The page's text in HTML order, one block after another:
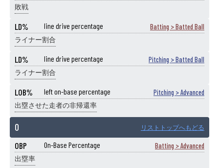
敗戦
LD% line drive percentage Batting > Batted Ball
ライナー割合
LD% line drive percentage Pitching > Batted Ball
ライナー割合
LOB% left on-base percentage Pitching > Advanced
出塁させた走者の非帰還率
O リストトップへもどる
OBP On-Base Percentage Batting > Advanced
出塁率